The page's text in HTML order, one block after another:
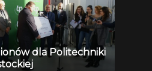
dla Politechniki